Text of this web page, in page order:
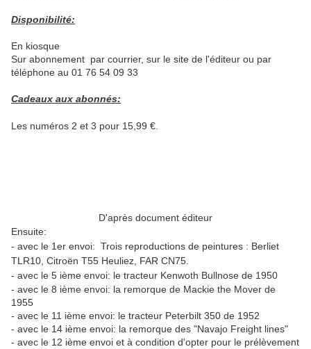
Disponibilité:
En kiosque
Sur abonnement par courrier, sur le site de l'éditeur ou par
téléphone au 01 76 54 09 33
Cadeaux aux abonnés:
Les numéros 2 et 3 pour 15,99 €.
D'après document éditeur
Ensuite:
- avec le 1er envoi: Trois reproductions de peintures : Berliet
TLR10, Citroën T55 Heuliez, FAR CN75.
- avec le 5 ième envoi: le tracteur Kenwoth Bullnose de 1950
- avec le 8 ième envoi: la remorque de Mackie the Mover de
1955
- avec le 11 ième envoi: le tracteur Peterbilt 350 de 1952
- avec le 14 ième envoi: la remorque des "Navajo Freight lines"
- avec le 12 ième envoi et à condition d'opter pour le prélèvement